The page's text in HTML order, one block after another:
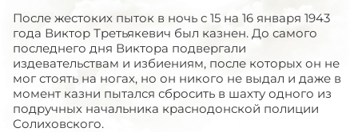
После жестоких пыток в ночь с 15 на 16 января 1943
года Виктор Третьякевич был казнен. До самого
последнего дня Виктора подвергали
издевательствам и избиениям, после которых он не
мог стоять на ногах, но он никого не выдал и даже в
момент казни пытался сбросить в шахту одного из
подручных начальника краснодонской полиции
Солиховского.